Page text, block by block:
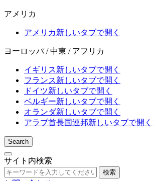
アメリカ
アメリカ新しいタブで開く
ヨーロッパ / 中東 / アフリカ
イギリス新しいタブで開く
フランス新しいタブで開く
ドイツ新しいタブで開く
ベルギー新しいタブで開く
オランダ新しいタブで開く
アラブ首長国連邦新しいタブで開く
Search
サイト内検索
検索